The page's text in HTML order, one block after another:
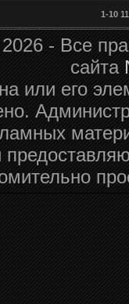
1-10
- Все
сайта
или его